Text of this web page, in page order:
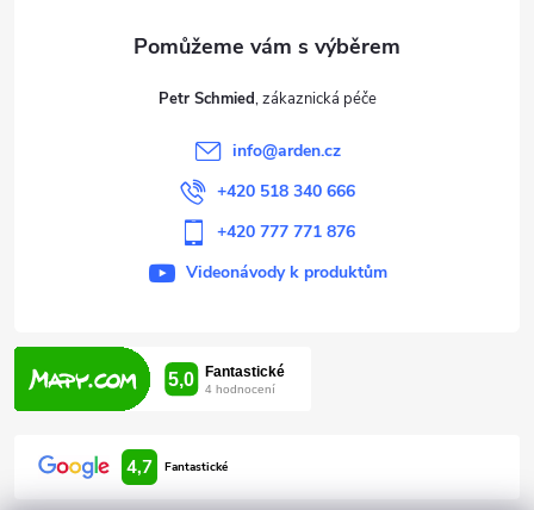
Petr Schmied
info@arden.cz
+420 518 340 666
+420 777 771 876
Videonávody k produktům
4,7 Fantastické